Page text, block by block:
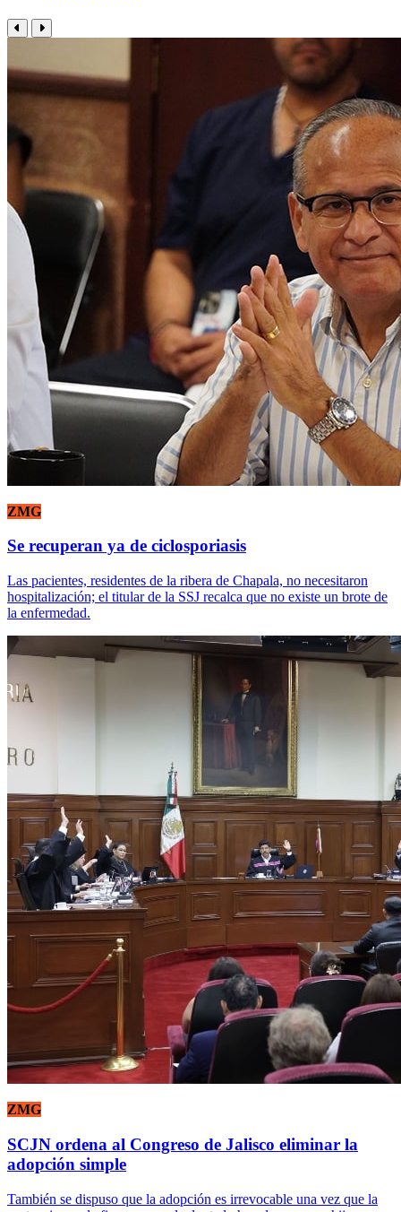
ZMG
Se recuperan ya de ciclosporiasis
Las pacientes, residentes de la ribera de Chapala, no necesitaron
hospitalización; el titular de la SSJ recalca que no existe un brote de
la enfermedad.
ZMG
SCJN ordena al Congreso de Jalisco eliminar la
adopción simple
También se dispuso que la adopción es irrevocable una vez que la